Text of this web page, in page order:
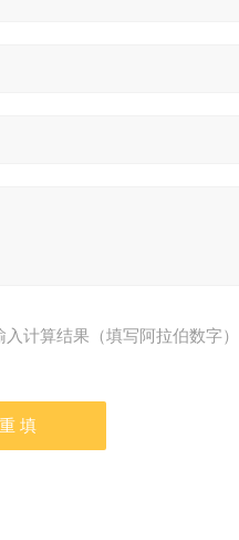
入计算结果（填写阿拉伯数字